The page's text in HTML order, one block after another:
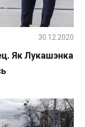
Як Лукашэнка
30.12.2020